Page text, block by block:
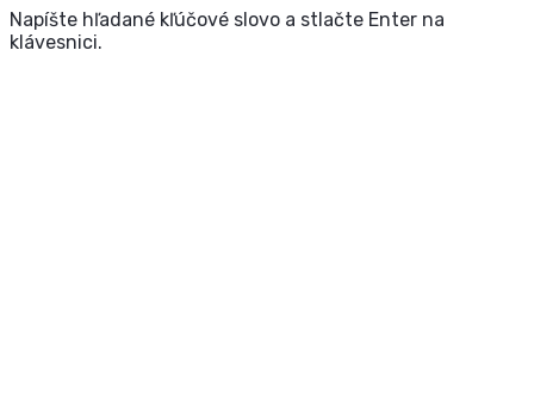
Napíšte hľadané kľúčové slovo a stlačte Enter na
klávesnici.